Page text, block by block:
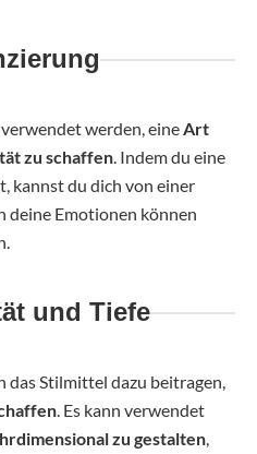
werden, eine Art
zu schaffen . Indem du eine
kannst du dich von einer
deine Emotionen können
und Tiefe
Stilmittel dazu beitragen,
. Es kann verwendet
zu gestalten